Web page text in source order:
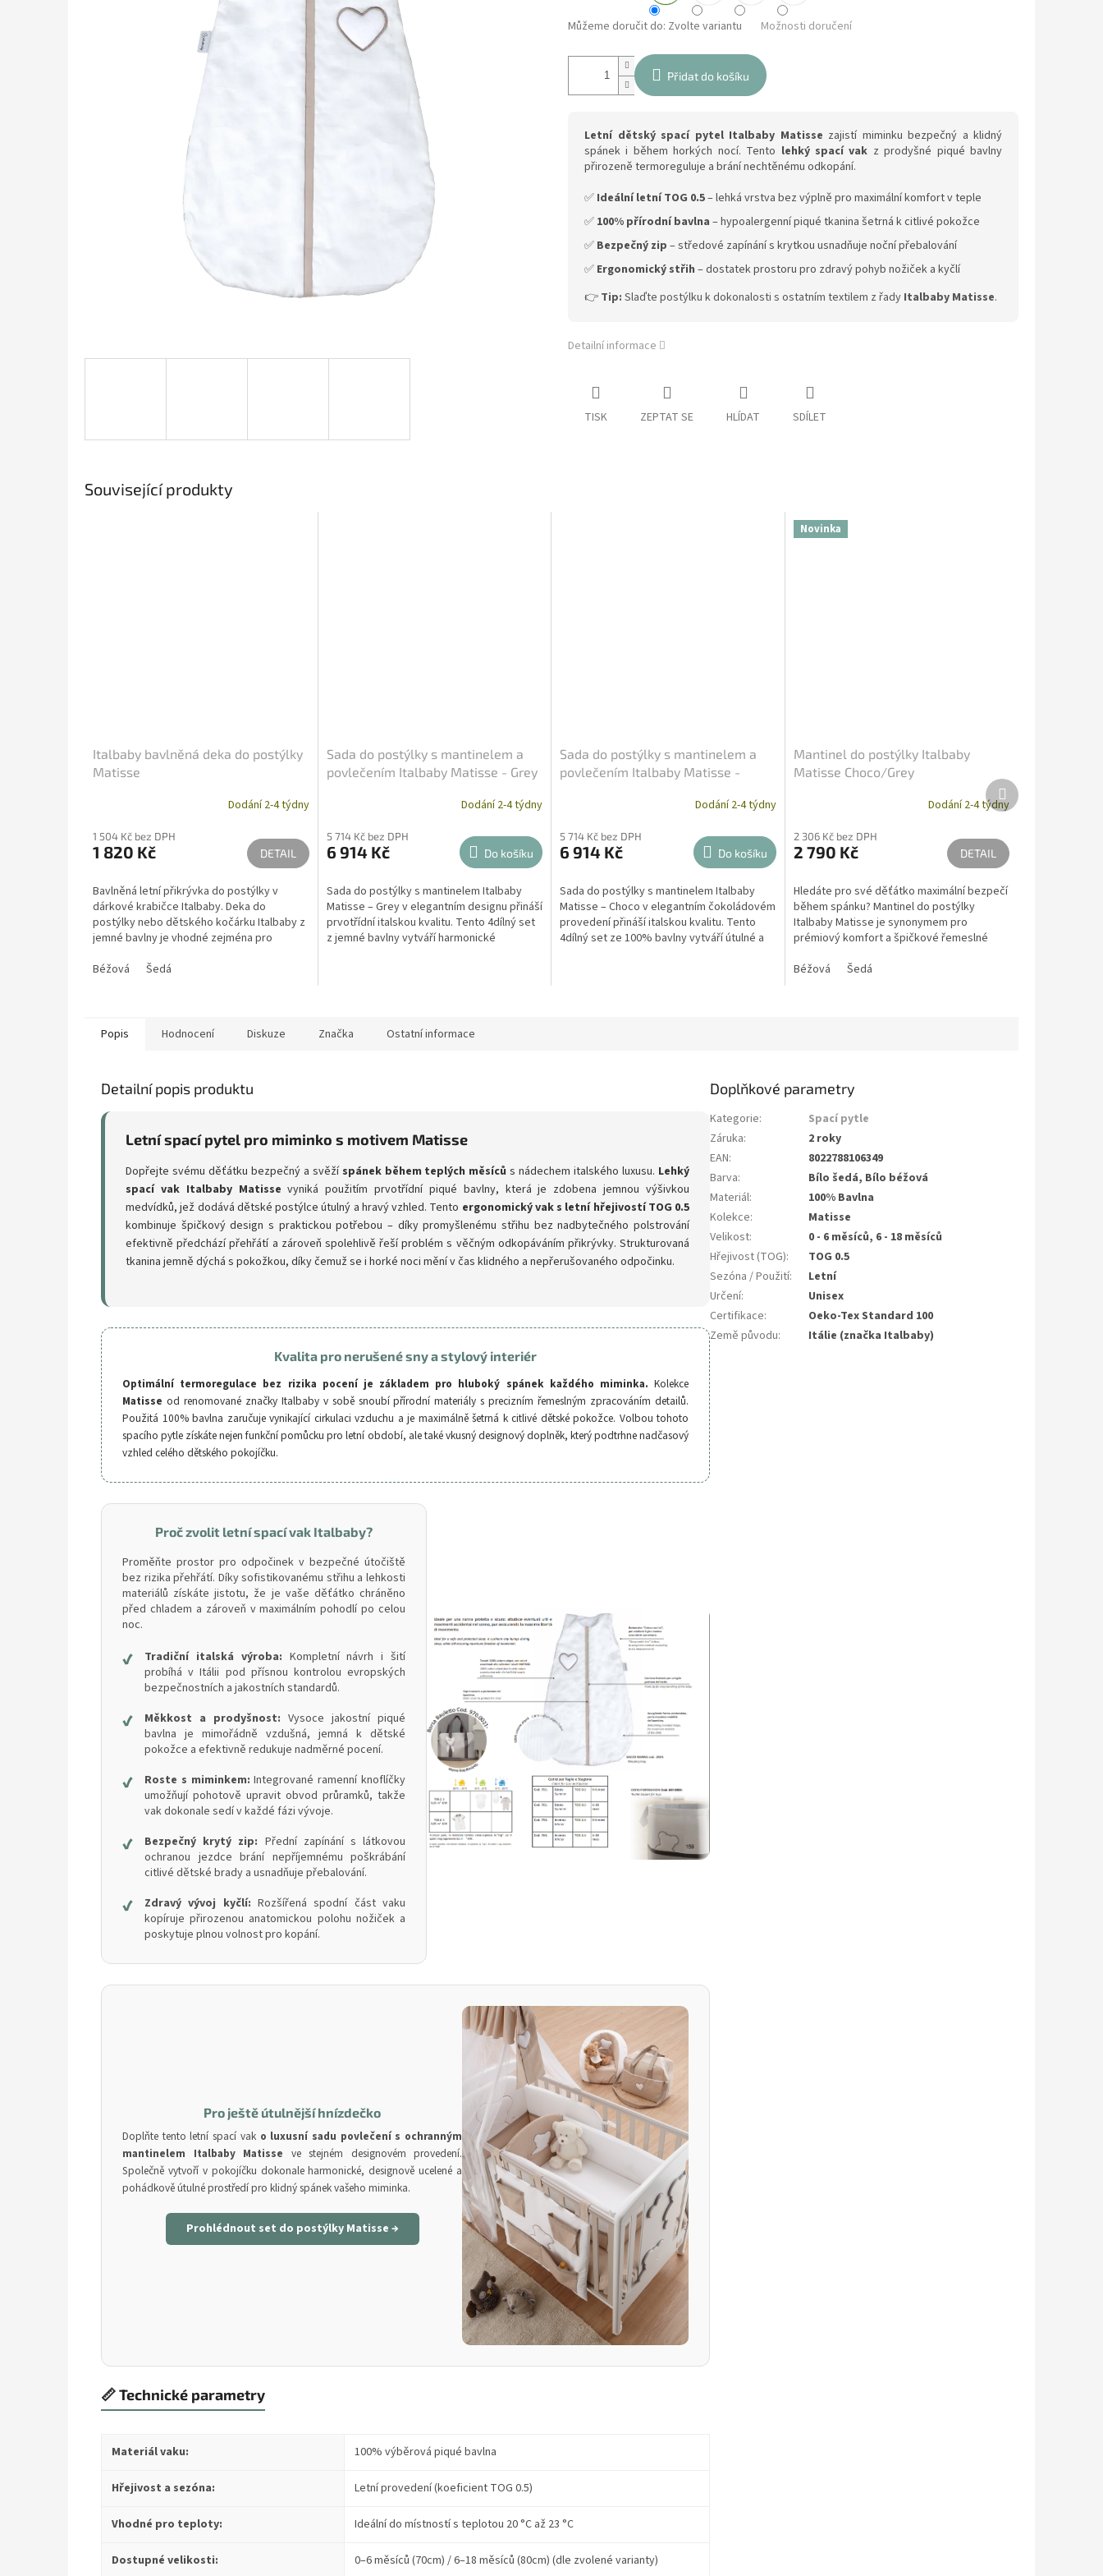
Můžeme doručit do: Zvolte variantu Možnosti doručení
Přidat do košíku
Letní dětský spací pytel Italbaby Matisse zajistí miminku bezpečný a klidný
spánek i během horkých nocí. Tento lehký spací vak z prodyšné piqué bavlny
přirozeně termoreguluje a brání nechtěnému odkopání.
✅ Ideální letní TOG 0.5– lehká vrstva bez výplně pro maximální komfort v teple
✅ 100% přírodní bavlna – hypoalergenní piqué tkanina šetrná k citlivé pokožce
✅ Bezpečný zip – středové zapínání s krytkou usnadňuje noční přebalování
✅ Ergonomický střih – dostatek prostoru pro zdravý pohyb nožiček a kyčlí
👉 Tip: Slaďte postýlku k dokonalosti s ostatním textilem z řady Italbaby Matisse.
Detailní informace
TISK ZEPTAT SE HLÍDAT SDÍLET
Související produkty
Italbaby bavlněná deka do postýlky
Matisse
Dodání 2-4 týdny
1 504 Kč bez DPH
1 820 Kč DETAIL
Bavlněná letní přikrývka do postýlky v
dárkové krabičce Italbaby. Deka do
postýlky nebo dětského kočárku Italbaby z
jemné bavlny je vhodné zejména pro
Béžová
Šedá
Sada do postýlky s mantinelem a
povlečením Italbaby Matisse - Grey
Dodání 2-4 týdny
5 714 Kč bez DPH
6 914 Kč Do košíku
Sada do postýlky s mantinelem Italbaby
Matisse – Grey v elegantním designu přináší
prvotřídní italskou kvalitu. Tento 4dílný set
z jemné bavlny vytváří harmonické
Sada do postýlky s mantinelem a
povlečením Italbaby Matisse -
Dodání 2-4 týdny
5 714 Kč bez DPH
6 914 Kč Do košíku
Sada do postýlky s mantinelem Italbaby
Matisse – Choco v elegantním čokoládovém
provedení přináší italskou kvalitu. Tento
4dílný set ze 100% bavlny vytváří útulné a
Novinka
Mantinel do postýlky Italbaby
Matisse Choco/Grey
Dodání 2-4 týdny
2 306 Kč bez DPH
2 790 Kč DETAIL
Hledáte pro své děťátko maximální bezpečí
během spánku? Mantinel do postýlky
Italbaby Matisse je synonymem pro
prémiový komfort a špičkové řemeslné
Béžová
Šedá
Další
produkt
Popis Hodnocení Diskuze Značka Ostatní informace
Detailní popis produktu
Letní spací pytel pro miminko s motivem Matisse
Dopřejte svému děťátku bezpečný a svěžíspánek během teplých měsíců s nádechem italského luxusu. Lehký
spací vak Italbaby Matisse vyniká použitím prvotřídní piqué bavlny, která je zdobena jemnou výšivkou
medvídků, jež dodává dětské postýlce útulný a hravý vzhled. Tento ergonomický vak s letní hřejivostí TOG 0.5
kombinuje špičkový design s praktickou potřebou – díky promyšlenému střihu bez nadbytečného polstrování
efektivně předchází přehřátí a zároveň spolehlivě řeší problém s věčným odkopáváním přikrývky. Strukturovaná
tkanina jemně dýchá s pokožkou, díky čemuž se i horké noci mění v čas klidného a nepřerušovaného odpočinku.
Kvalita pro nerušené sny a stylový interiér
Optimální termoregulace bez rizika pocení je základem pro hluboký spánek každého miminka. Kolekce
Matisse od renomované značky Italbaby v sobě snoubí přírodní materiály s precizním řemeslným zpracováním detailů.
Použitá 100% bavlna zaručuje vynikající cirkulaci vzduchu a je maximálně šetrná k citlivé dětské pokožce. Volbou tohoto
spacího pytle získáte nejen funkční pomůcku pro letní období, ale také vkusný designový doplněk, který podtrhne nadčasový
vzhled celého dětského pokojíčku.
Proč zvolit letní spací vak Italbaby?
Proměňte prostor pro odpočinek v bezpečné útočiště
bez rizika přehřátí. Díky sofistikovanému střihu a lehkosti
materiálů získáte jistotu, že je vaše děťátko chráněno
před chladem a zároveň v maximálním pohodlí po celou
noc.
✔ Tradiční italská výroba: Kompletní návrh i šití
probíhá v Itálii pod přísnou kontrolou evropských
bezpečnostních a jakostních standardů.
✔ Měkkost a prodyšnost: Vysoce jakostní piqué
bavlna je mimořádně vzdušná, jemná k dětské
pokožce a efektivně redukuje nadměrné pocení.
✔ Roste s miminkem: Integrované ramenní knoflíčky
umožňují pohotově upravit obvod průramků, takže
vak dokonale sedí v každé fázi vývoje.
✔ Bezpečný krytý zip: Přední zapínání s látkovou
ochranou jezdce brání nepříjemnému poškrábání
citlivé dětské brady a usnadňuje přebalování.
✔ Zdravý vývoj kyčlí: Rozšířená spodní část vaku
kopíruje přirozenou anatomickou polohu nožiček a
poskytuje plnou volnost pro kopání.
Pro ještě útulnější hnízdečko
Doplňte tento letní spací vak o luxusní sadu povlečení s ochranným
mantinelem Italbaby Matisse ve stejném designovém provedení.
Společně vytvoří v pokojíčku dokonale harmonické, designově ucelené a
pohádkově útulné prostředí pro klidný spánek vašeho miminka.
Prohlédnout set do postýlky Matisse →
📏 Technické parametry
Materiál vaku: 100% výběrová piqué bavlna
Hřejivost a sezóna: Letní provedení (koeficient TOG 0.5)
Vhodné pro teploty: Ideální do místností s teplotou 20 °C až 23 °C
Dostupné velikosti: 0–6 měsíců (70cm) / 6–18 měsíců (80cm) (dle zvolené varianty)
Doplňkové parametry
Kategorie:
Spací pytle
Záruka:
2 roky
EAN:
8022788106349
Barva:
Bílo šedá, Bílo béžová
Materiál:
100% Bavlna
Kolekce:
Matisse
Velikost:
0 - 6 měsíců, 6 - 18 měsíců
Hřejivost (TOG):
TOG 0.5
Sezóna / Použití:
Letní
Určení:
Unisex
Certifikace:
Oeko-Tex Standard 100
Země původu: Itálie (značka Italbaby)